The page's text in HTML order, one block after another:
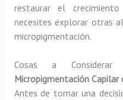
restaurar el
necesites explorar otras
micropigmentación.
Cosas a
Micropigmentación Capilar
Antes de tomar una